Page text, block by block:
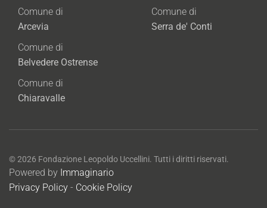
Comune di
Arcevia
Comune di
Belvedere Ostrense
Comune di
Chiaravalle
Comune di
Serra de' Conti
©2026 Fondazione Leopoldo Uccellini. Tutti i diritti riservati.
Powered by Immaginario
Privacy Policy - Cookie Policy